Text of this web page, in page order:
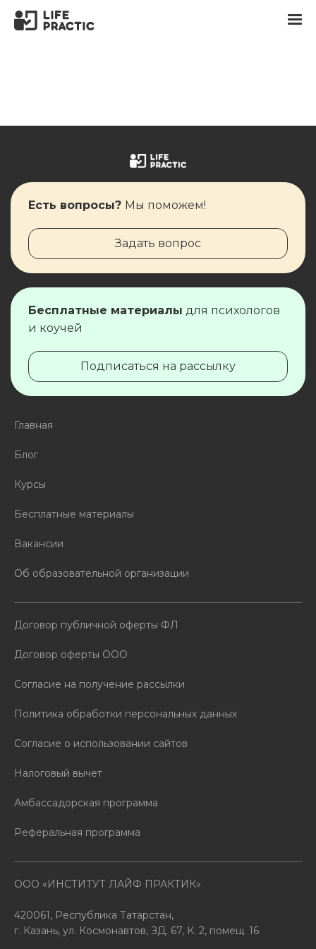
Есть вопросы? Мы поможем!
Задать вопрос
Бесплатные материалы для ​​​​психологов
и коучей
Подписаться на рассылку
Главная
Блог
Курсы
Бесплатные материалы
Вакансии
Об образовательной организации
Договор публичной оферты ФЛ
Договор оферты ООО
Согласие на получение рассылки
Политика обработки персональных данных
Согласие о использовании сайтов
Налоговый вычет
Амбассадорская программа
Реферальная программа
ООО «ИНСТИТУТ ЛАЙФ ПРАКТИК»
420061, Республика Татарстан,
г. Казань, ул. Космонавтов, ЗД. 67, К. 2, помещ. 16